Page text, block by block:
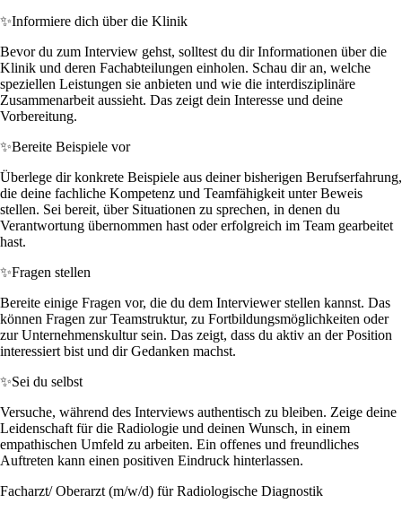
✨Informiere dich über die Klinik
Bevor du zum Interview gehst, solltest du dir Informationen über die
Klinik und deren Fachabteilungen einholen. Schau dir an, welche
speziellen Leistungen sie anbieten und wie die interdisziplinäre
Zusammenarbeit aussieht. Das zeigt dein Interesse und deine
Vorbereitung.
✨Bereite Beispiele vor
Überlege dir konkrete Beispiele aus deiner bisherigen Berufserfahrung,
die deine fachliche Kompetenz und Teamfähigkeit unter Beweis
stellen. Sei bereit, über Situationen zu sprechen, in denen du
Verantwortung übernommen hast oder erfolgreich im Team gearbeitet
hast.
✨Fragen stellen
Bereite einige Fragen vor, die du dem Interviewer stellen kannst. Das
können Fragen zur Teamstruktur, zu Fortbildungsmöglichkeiten oder
zur Unternehmenskultur sein. Das zeigt, dass du aktiv an der Position
interessiert bist und dir Gedanken machst.
✨Sei du selbst
Versuche, während des Interviews authentisch zu bleiben. Zeige deine
Leidenschaft für die Radiologie und deinen Wunsch, in einem
empathischen Umfeld zu arbeiten. Ein offenes und freundliches
Auftreten kann einen positiven Eindruck hinterlassen.
Facharzt/ Oberarzt (m/w/d) für Radiologische Diagnostik